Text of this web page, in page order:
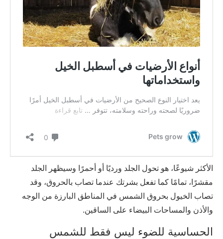
الأكثر شيوعًا، هو تحول الجلد ورديًا أو أحمرًا وسيظهر الجلد
مقشرًا، تمامًا كما تفعل بشرتك عندما تصاب بالحروق، وقد
تصاب الخيول بحروق الشمس في المناطق البارزة من الوجه
والأذن والمساحات البيضاء على الساقين.
الحساسية للضوء ليس فقط للشمس